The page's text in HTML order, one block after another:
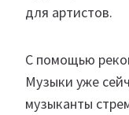
для артистов.
С помощью
Музыки уже
музыканты